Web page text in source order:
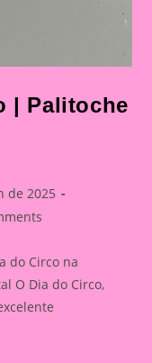
| Palitoche
de 2025
do Circo na
O Dia do Circo,